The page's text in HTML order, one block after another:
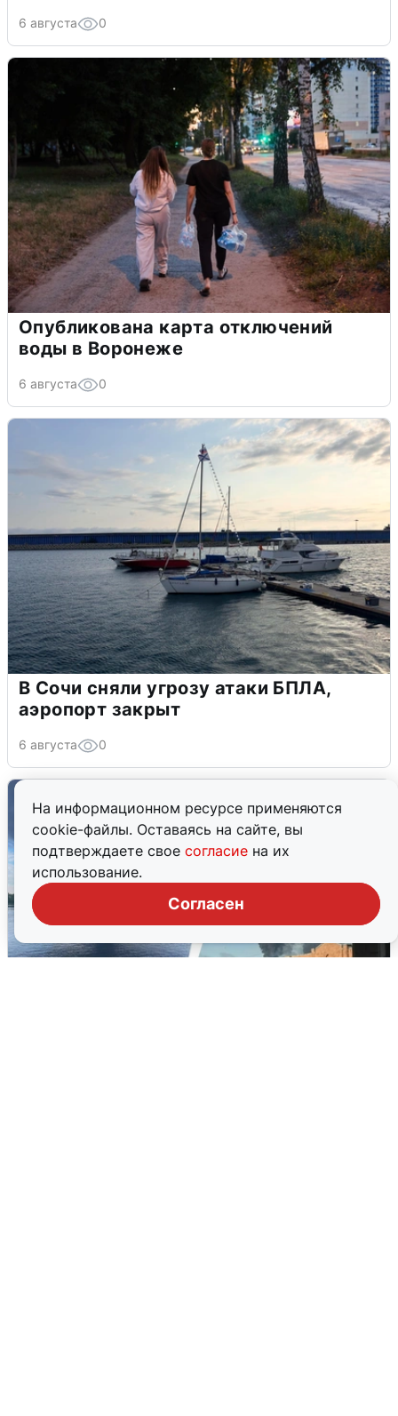
На информационном ресурсе применяются
cookie-файлы. Оставаясь на сайте, вы
подтверждаете свое согласие на их
использование.
Согласен
6 августа 0
Опубликована карта отключений
воды в Воронеже
6 августа 0
В Сочи сняли угрозу атаки БПЛА,
аэропорт закрыт
6 августа 0